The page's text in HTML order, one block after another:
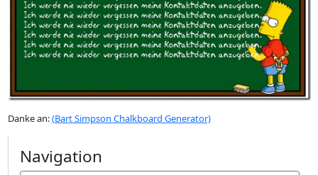
Danke an:(Bart Simpson Chalkboard Generator)
Navigation